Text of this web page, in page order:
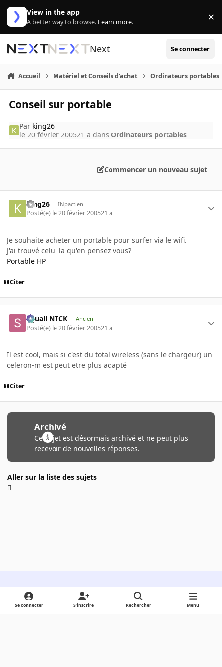
Aller au contenu
View in the app
A better way to browse. Learn more. ×
Next Se connecter
Accueil Matériel et Conseils d'achat Ordinateurs portables
Conseil sur portable
Par king26
le 20 février 200521 a dans Ordinateurs portables
Commencer un nouveau sujet
king26 INpactien
Posté(e) le 20 février 200521 a
Je souhaite acheter un portable pour surfer via le wifi.
J'ai trouvé celui la qu'en pensez vous?
Portable HP
Citer
Squall NTCK Ancien
Posté(e) le 20 février 200521 a
Il est cool, mais si c'est du total wireless (sans le chargeur) un
celeron-m est peut etre plus adapté
Citer
Archivé
Ce sujet est désormais archivé et ne peut plus
recevoir de nouvelles réponses.
Aller sur la liste des sujets
Light ModeDark ModeSystem Preference
Se connecter S’inscrire Rechercher Menu